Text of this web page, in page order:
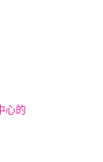
心的